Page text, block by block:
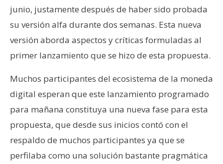
I
A
A
n
l
i
s
i
junio, justamente después de haber sido probada
su versión alfa durante dos semanas. Esta nueva
versión aborda aspectos y críticas formuladas al
primer lanzamiento que se hizo de esta propuesta.
Muchos participantes del ecosistema de la moneda
digital esperan que este lanzamiento programado
para mañana constituya una nueva fase para esta
propuesta, que desde sus inicios contó con el
respaldo de muchos participantes ya que se
perfilaba como una solución bastante pragmática